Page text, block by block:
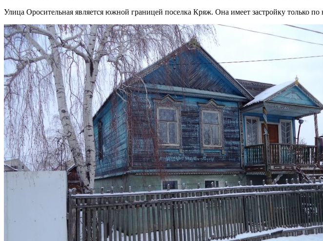
Улица Оросительная является южной границей поселка Кряж. Она имеет застройку только